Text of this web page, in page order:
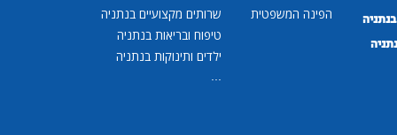
הפינה המשפטית
שרותים מקצועיים בנתניה
טיפוח ובריאות בנתניה
ילדים ותינוקות בנתניה